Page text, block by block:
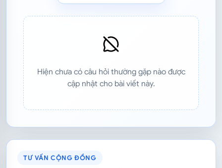
Hiện chưa có câu hỏi thường gặp nào được
cập nhật cho bài viết này.
TƯ VẤN CỘNG ĐỒNG